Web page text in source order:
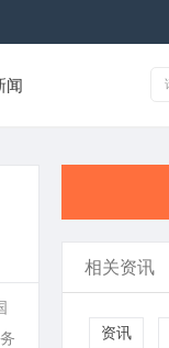
闻
相关资讯
资讯